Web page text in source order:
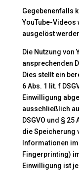
Gegebenenfalls
YouTube-Videos
ausgelöst
Die Nutzung von
ansprechenden
Dies stellt ein
6 Abs. 1 lit. f
Einwilligung
ausschließlich
DSGVO und §
die Speicherung
Informationen
Fingerprinting)
Einwilligung ist